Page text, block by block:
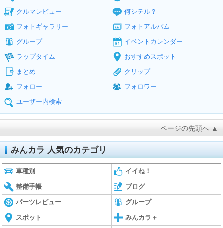
クルマレビュー
何シテル？
フォトギャラリー
フォトアルバム
グループ
イベントカレンダー
ラップタイム
おすすめスポット
まとめ
クリップ
フォロー
フォロワー
ユーザー内検索
ページの先頭へ ▲
みんカラ 人気のカテゴリ
車種別 イイね！
整備手帳 ブログ
パーツレビュー グループ
スポット みんカラ＋